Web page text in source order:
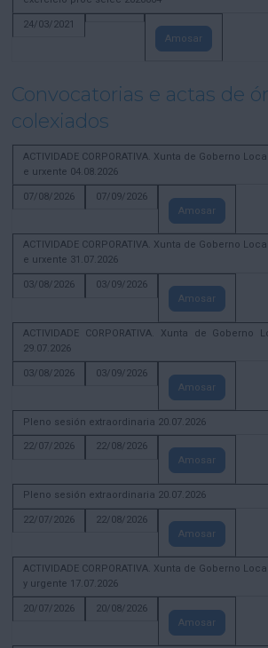
24/03/2021
Amosar
Convocatorias e actas de
colexiados
ACTIVIDADE CORPORATIVA. Xunta de Goberno
e urxente 04.08.2026
07/08/2026
07/09/2026
Amosar
ACTIVIDADE CORPORATIVA. Xunta de Goberno
e urxente 31.07.2026
03/08/2026
03/09/2026
Amosar
ACTIVIDADE CORPORATIVA. Xunta de
29.07.2026
03/08/2026
03/09/2026
Amosar
Pleno sesión extraordinaria 20.07.2026
22/07/2026
22/08/2026
Amosar
Pleno sesión extraordinaria 20.07.2026
22/07/2026
22/08/2026
Amosar
ACTIVIDADE CORPORATIVA. Xunta de Goberno
y urgente 17.07.2026
20/07/2026
20/08/2026
Amosar